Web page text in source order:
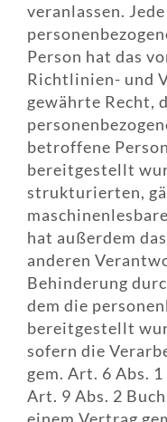
veranlassen.
Person hat das
Richtlinien- und
gewährte Recht,
betroffene
bereitgestellt
strukturierten,
hat außerdem
anderen
Behinderung
dem die
bereitgestellt
sofern die
gem. Art. 6 Abs.
Art. 9 Abs. 2